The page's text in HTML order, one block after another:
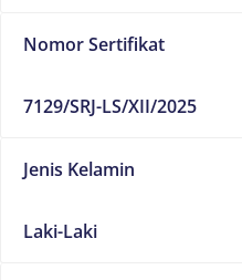
Nomor Sertifikat
7129/SRJ-LS/XII/2025
Jenis Kelamin
Laki-Laki